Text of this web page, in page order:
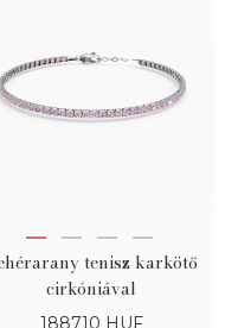
tenisz karkötő
cirkóniával
188710 HUF